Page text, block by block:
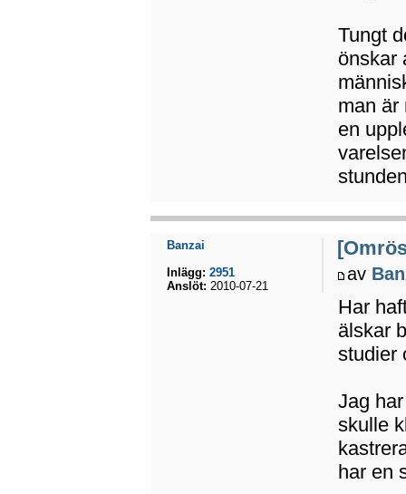
Tungt
önskar
man är
en
av
Har
älskar
studier
Jag
skulle
har en
Banzai
Inlägg: 2951
Anslöt: 2010-07-21